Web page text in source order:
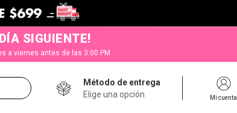
SIGUIENTE!
a viernes antes de las 3:00 PM
Método de entrega
Elige una opción
Mi cuenta